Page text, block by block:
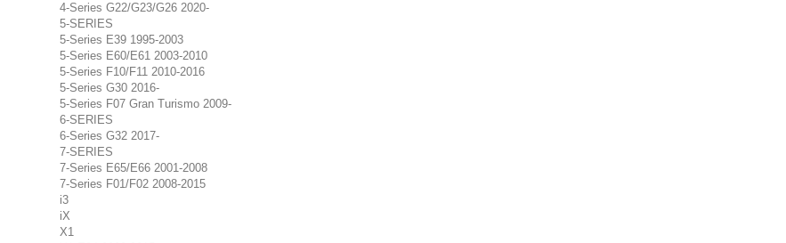
4-Series G22/G23/G26 2020-
5-SERIES
5-Series E39 1995-2003
5-Series E60/E61 2003-2010
5-Series F10/F11 2010-2016
5-Series G30 2016-
5-Series F07 Gran Turismo 2009-
6-SERIES
6-Series G32 2017-
7-SERIES
7-Series E65/E66 2001-2008
7-Series F01/F02 2008-2015
i3
iX
X1